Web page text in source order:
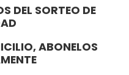
DEL SORTEO DE
ABONELOS